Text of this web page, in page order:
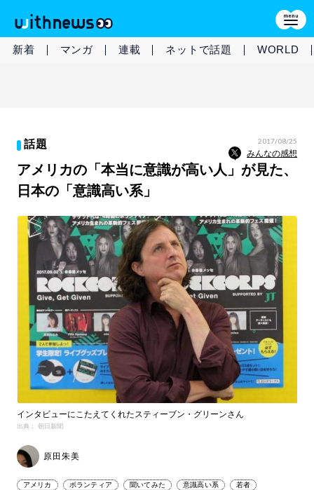
新着 マンガ 連載 ネットで話題 WORLD
話題 2017/08/25
みんなの感想
アメリカの「本当に意識が高い人」が見た、
日本の「意識高い系」
インタビューにこたえてくれたスティーブン・グリーンさん
出典： 朝日新聞
原田朱美
アメリカ ボランティア 聞いてみた 意識高い系 若者